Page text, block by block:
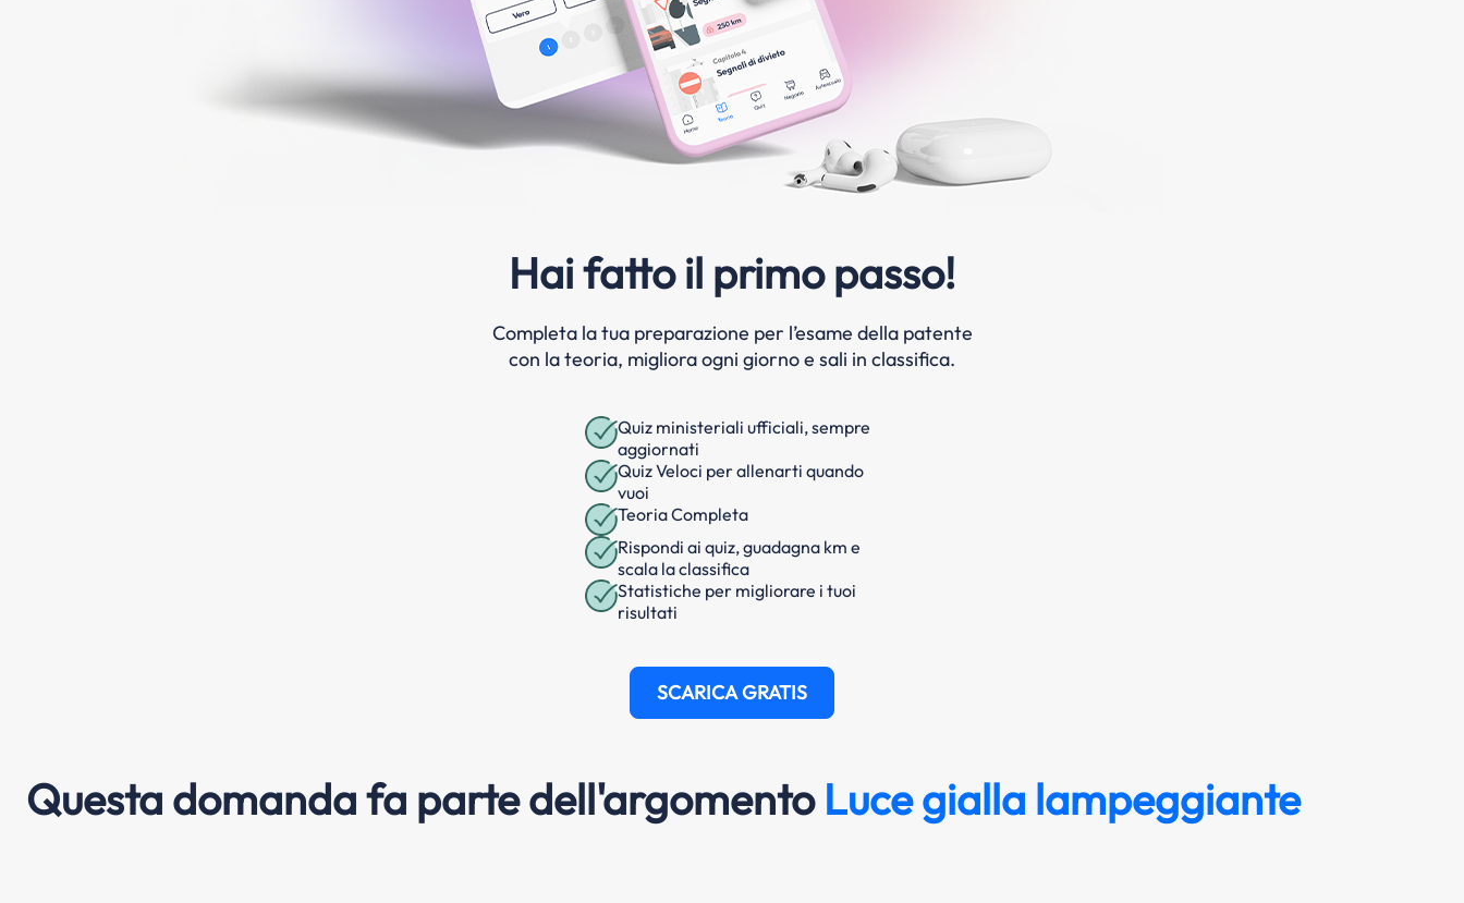
Hai fatto il primo passo!
Completa la tua preparazione per l’esame della patente
con la teoria, migliora ogni giorno e sali in classifica.
Quiz ministeriali ufficiali, sempre
aggiornati
Quiz Veloci per allenarti quando
vuoi
Teoria Completa
Rispondi ai quiz, guadagna km e
scala la classifica
Statistiche per migliorare i tuoi
risultati
SCARICA GRATIS
Questa domanda fa parte dell'argomento Luce gialla lampeggiante